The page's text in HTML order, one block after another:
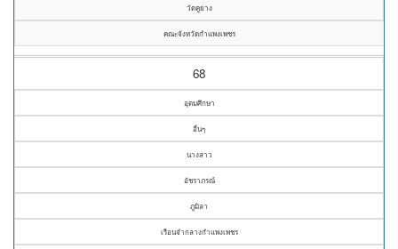
วัดคูยาง
คณะจังหวัดกำแพงเพชร
68
อุดมศึกษา
อื่นๆ
นางสาว
อัชราภรณ์
ภูมิลา
เรือนจำกลางกำแพงเพชร